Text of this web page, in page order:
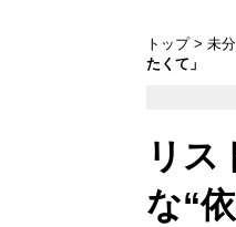
トップ 未
たくて」
リス
な“